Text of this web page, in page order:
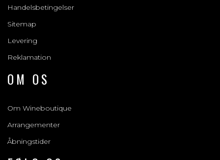
Handelsbetingelser
Sitemap
Levering
Reklamation
OM OS
Om Wineboutique
Arrangementer
Åbningstider